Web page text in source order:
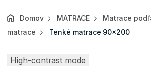
Domov MATRACE Matrace
matrace
Tenké matrace 90x200
High-contrast mode